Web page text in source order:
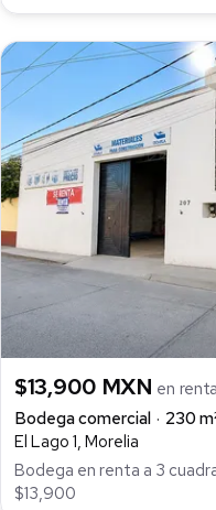
$13,900 MXN en renta
Bodega comercial
230
El Lago 1, Morelia
Bodega en renta a 3
$13,900